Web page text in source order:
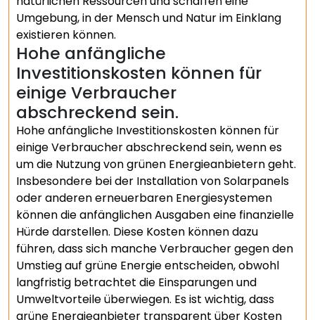
Umgebung, in der Mensch und Natur im Einklang
existieren können.
Hohe anfängliche
Investitionskosten können für
einige Verbraucher
abschreckend sein.
Hohe anfängliche Investitionskosten können für
einige Verbraucher abschreckend sein, wenn es
um die Nutzung von grünen Energieanbietern geht.
Insbesondere bei der Installation von Solarpanels
oder anderen erneuerbaren Energiesystemen
können die anfänglichen Ausgaben eine finanzielle
Hürde darstellen. Diese Kosten können dazu
führen, dass sich manche Verbraucher gegen den
Umstieg auf grüne Energie entscheiden, obwohl
langfristig betrachtet die Einsparungen und
Umweltvorteile überwiegen. Es ist wichtig, dass
grüne Energieanbieter transparent über Kosten